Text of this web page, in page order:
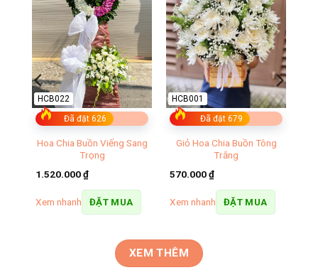
Đã đặt 626
HCB022
Hoa Chia Buồn Viếng Sang
Trọng
1.520.000₫
Xem nhanh ĐẶT MUA
Đã đặt 679
HCB001
Giỏ Hoa Chia Buồn Tông
Trắng
570.000₫
Xem nhanh ĐẶT MUA
XEM THÊM